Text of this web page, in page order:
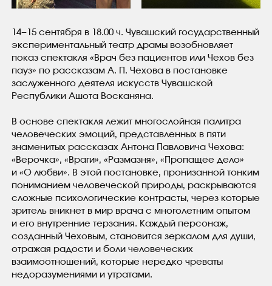
14−15 сентября в 18.00 ч. Чувашский государственный
экспериментальный театр драмы возобновляет
показ спектакля « Врач без пациентов или Чехов без
пауз» по рассказам А. П. Чеховав постановке
заслуженного деятеля искусств Чувашской
Республики Ашота Восканяна.
В основе спектакля лежит многослойная палитра
человеческих эмоций, представленных в пяти
знаменитых рассказах Антона Павловича Чехова:
«Верочка», «Враги», «Размазня», «Пропащее дело»
и «О любви». В этой постановке, пронизанной тонким
пониманием человеческой природы, раскрываются
сложные психологические контрасты, через которые
зритель вникнет в мир врача с многолетним опытом
и его внутренние терзания. Каждый персонаж,
созданный Чеховым, становится зеркалом для души,
отражая радости и боли человеческих
взаимоотношений, которые нередко чреваты
недоразумениями и утратами.